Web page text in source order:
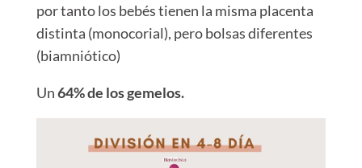
por tanto los bebés tienen la misma placenta
distinta (monocorial), pero bolsas diferentes
(biamniótico)
Un64% de los gemelos.